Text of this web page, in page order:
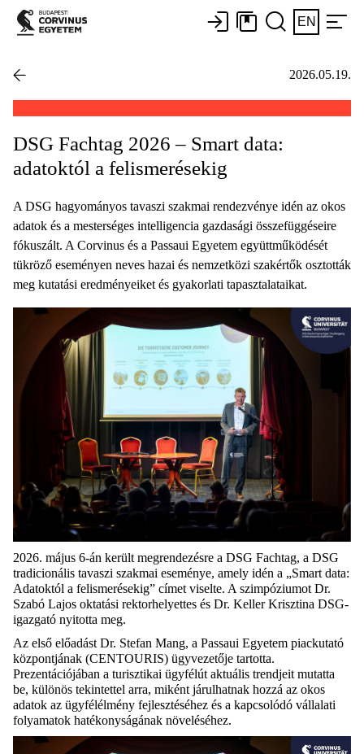
EN
2026.05.19.
DSG Fachtag 2026 – Smart data:
adatoktól a felismerésekig
A DSG hagyományos tavaszi szakmai rendezvénye idén az okos
adatok és a mesterséges intelligencia gazdasági összefüggéseire
fókuszált. A Corvinus és a Passaui Egyetem együttműködését
tükröző eseményen neves hazai és nemzetközi szakértők osztották
meg kutatási eredményeiket és gyakorlati tapasztalataikat.
2026. május 6-án került megrendezésre a DSG Fachtag, a DSG
tradicionális tavaszi szakmai eseménye, amely idén a „Smart data:
Adatoktól a felismerésekig” címet viselte. A szimpóziumot Dr.
Szabó Lajos oktatási rektorhelyettes és Dr. Keller Krisztina DSG-
igazgató nyitotta meg.
Az első előadást Dr. Stefan Mang, a Passaui Egyetem piackutató
központjának (CENTOURIS) ügyvezetője tartotta.
Prezentációjában a turisztikai ügyfélút aktuális trendjeit mutatta
be, különös tekintettel arra, miként járulhatnak hozzá az okos
adatok az ügyfélélmény fejlesztéséhez és a kapcsolódó vállalati
folyamatok hatékonyságának növeléséhez.